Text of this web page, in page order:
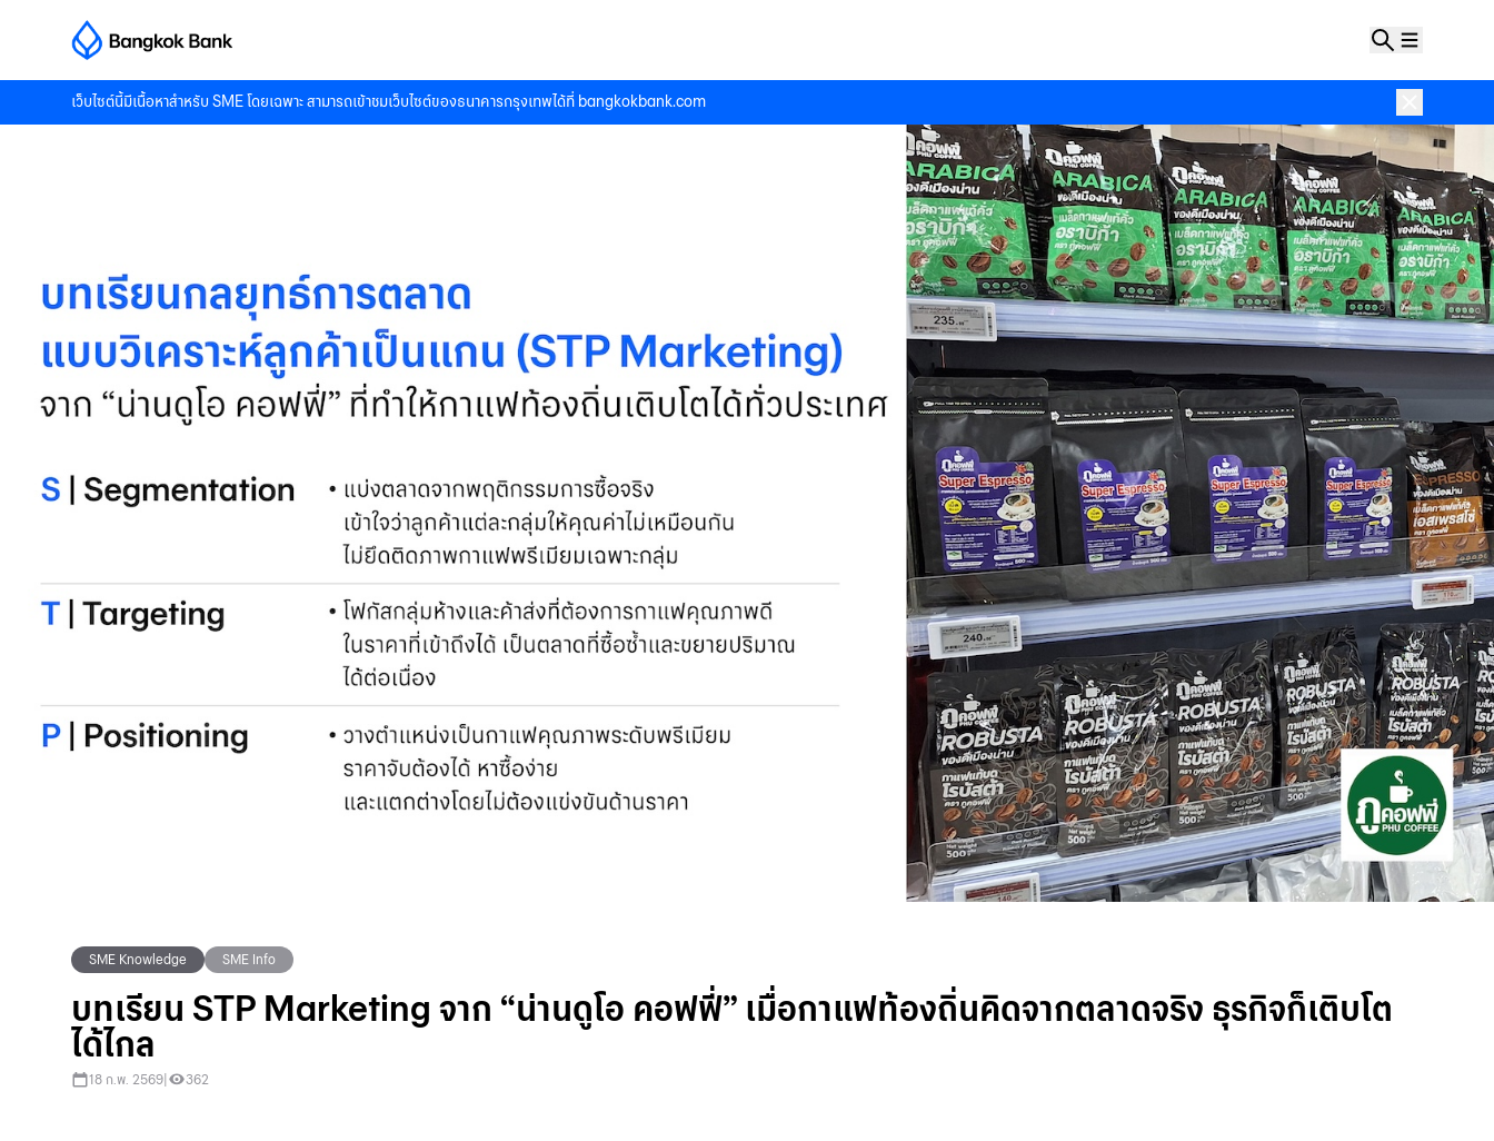
เว็บไซต์นี้มีเนื้อหาสำหรับ SME โดยเฉพาะ สามารถเข้าชมเว็บไซต์ของธนาคารกรุงเทพได้ที่ bangkokbank.com
SME Knowledge SME Info
บทเรียน STP Marketing จาก “น่านดูโอ คอฟฟี่” เมื่อกาแฟท้องถิ่นคิดจากตลาดจริง ธุรกิจก็เติบโต
ได้ไกล
18 ก.พ. 2569 362